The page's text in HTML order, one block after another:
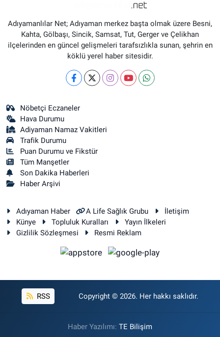
Adıyamanlılar Net; Adıyaman merkez başta olmak üzere Besni,
Kahta, Gölbaşı, Sincik, Samsat, Tut, Gerger ve Çelikhan
ilçelerinden en güncel gelişmeleri tarafsızlıkla sunan, şehrin en
köklü yerel haber sitesidir.
Nöbetçi Eczaneler
Hava Durumu
Adiyaman Namaz Vakitleri
Trafik Durumu
Puan Durumu ve Fikstür
Tüm Manşetler
Son Dakika Haberleri
Haber Arşivi
Adıyaman Haber A Life Sağlık Grubu
İletişim
Künye
Topluluk Kuralları
Yayın İlkeleri
Gizlilik Sözleşmesi
Resmi Reklam
RSS Copyright © 2026. Her hakkı saklıdır.
Haber Yazılımı: TE Bilişim